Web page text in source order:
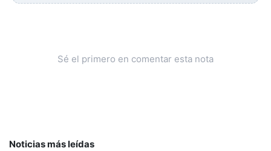
Sé el primero en comentar esta nota
Noticias más leídas